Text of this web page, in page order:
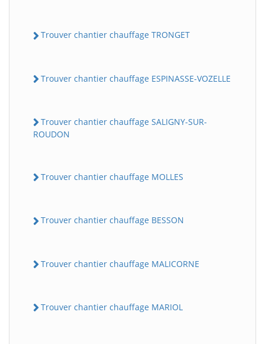
Trouver chantier chauffage TRONGET
Trouver chantier chauffage ESPINASSE-VOZELLE
Trouver chantier chauffage SALIGNY-SUR-
ROUDON
Trouver chantier chauffage MOLLES
Trouver chantier chauffage BESSON
Trouver chantier chauffage MALICORNE
Trouver chantier chauffage MARIOL